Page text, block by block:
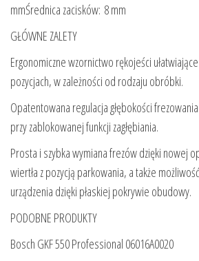
mmŚrednica zacisków: 8 mm
GŁÓWNE ZALETY
Ergonomiczne wzornictwo rękojeści
pozycjach, w zależności od rodzaju obróbki.
Opatentowana regulacja głębokości
przy zablokowanej funkcji zagłębiania.
Prosta i szybka wymiana frezów dzięki nowej
wiertła z pozycją parkowania, a także
urządzenia dzięki płaskiej pokrywie obudowy.
PODOBNE PRODUKTY
Bosch GKF 550 Professional 06016A0020